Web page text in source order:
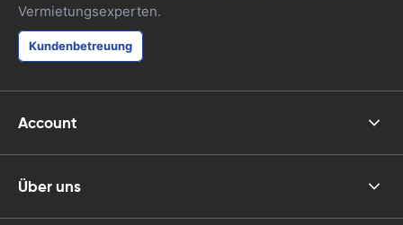
Vermietungsexperten.
Kundenbetreuung
Account
Über uns